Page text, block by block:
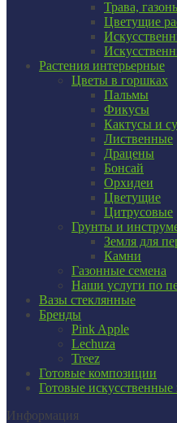
Трава,
Цветущие
Растения интерьерные
Цветы в горшках
Пальмы
Фикусы
Кактусы и
Лиственные
Драцены
Бонсай
Орхидеи
Цветущие
Цитрусовые
Грунты и
Земля для
Камни
Газонные семена
Наши услуги по
Вазы стеклянные
Бренды
Pink Apple
Lechuza
Treez
Готовые композиции
Готовые
Информация